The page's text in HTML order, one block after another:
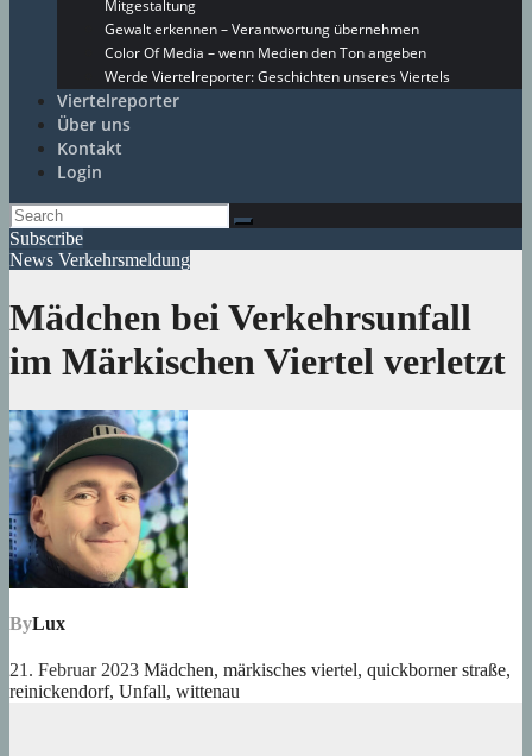
Mitgestaltung
Gewalt erkennen – Verantwortung übernehmen
Color Of Media – wenn Medien den Ton angeben
Werde Viertelreporter: Geschichten unseres Viertels
Viertelreporter
Über uns
Kontakt
Login
Subscribe
News Verkehrsmeldung
Mädchen bei Verkehrsunfall
im Märkischen Viertel verletzt
ByLux
21. Februar 2023 Mädchen, märkisches viertel, quickborner straße,
reinickendorf, Unfall, wittenau